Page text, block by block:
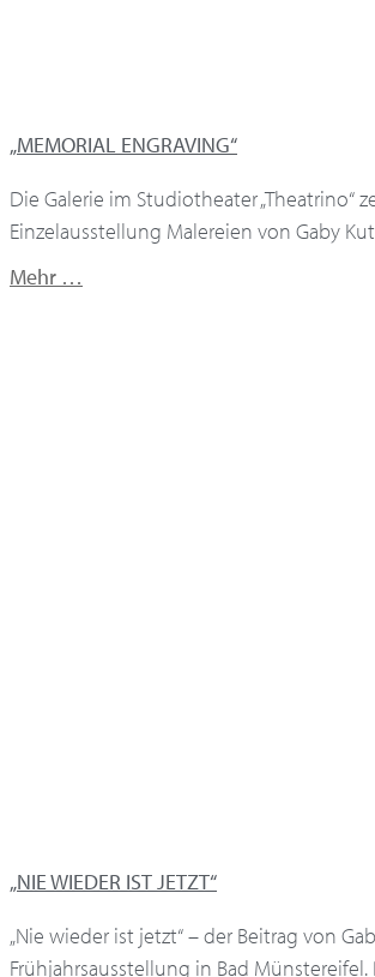
„MEMORIAL ENGRAVING“
Die Galerie im Studiotheater „Theatrino“
Einzelausstellung Malereien von Gaby
Mehr …
„NIE WIEDER IST JETZT“
„Nie wieder ist jetzt“ – der Beitrag von
Frühjahrsausstellung in Bad